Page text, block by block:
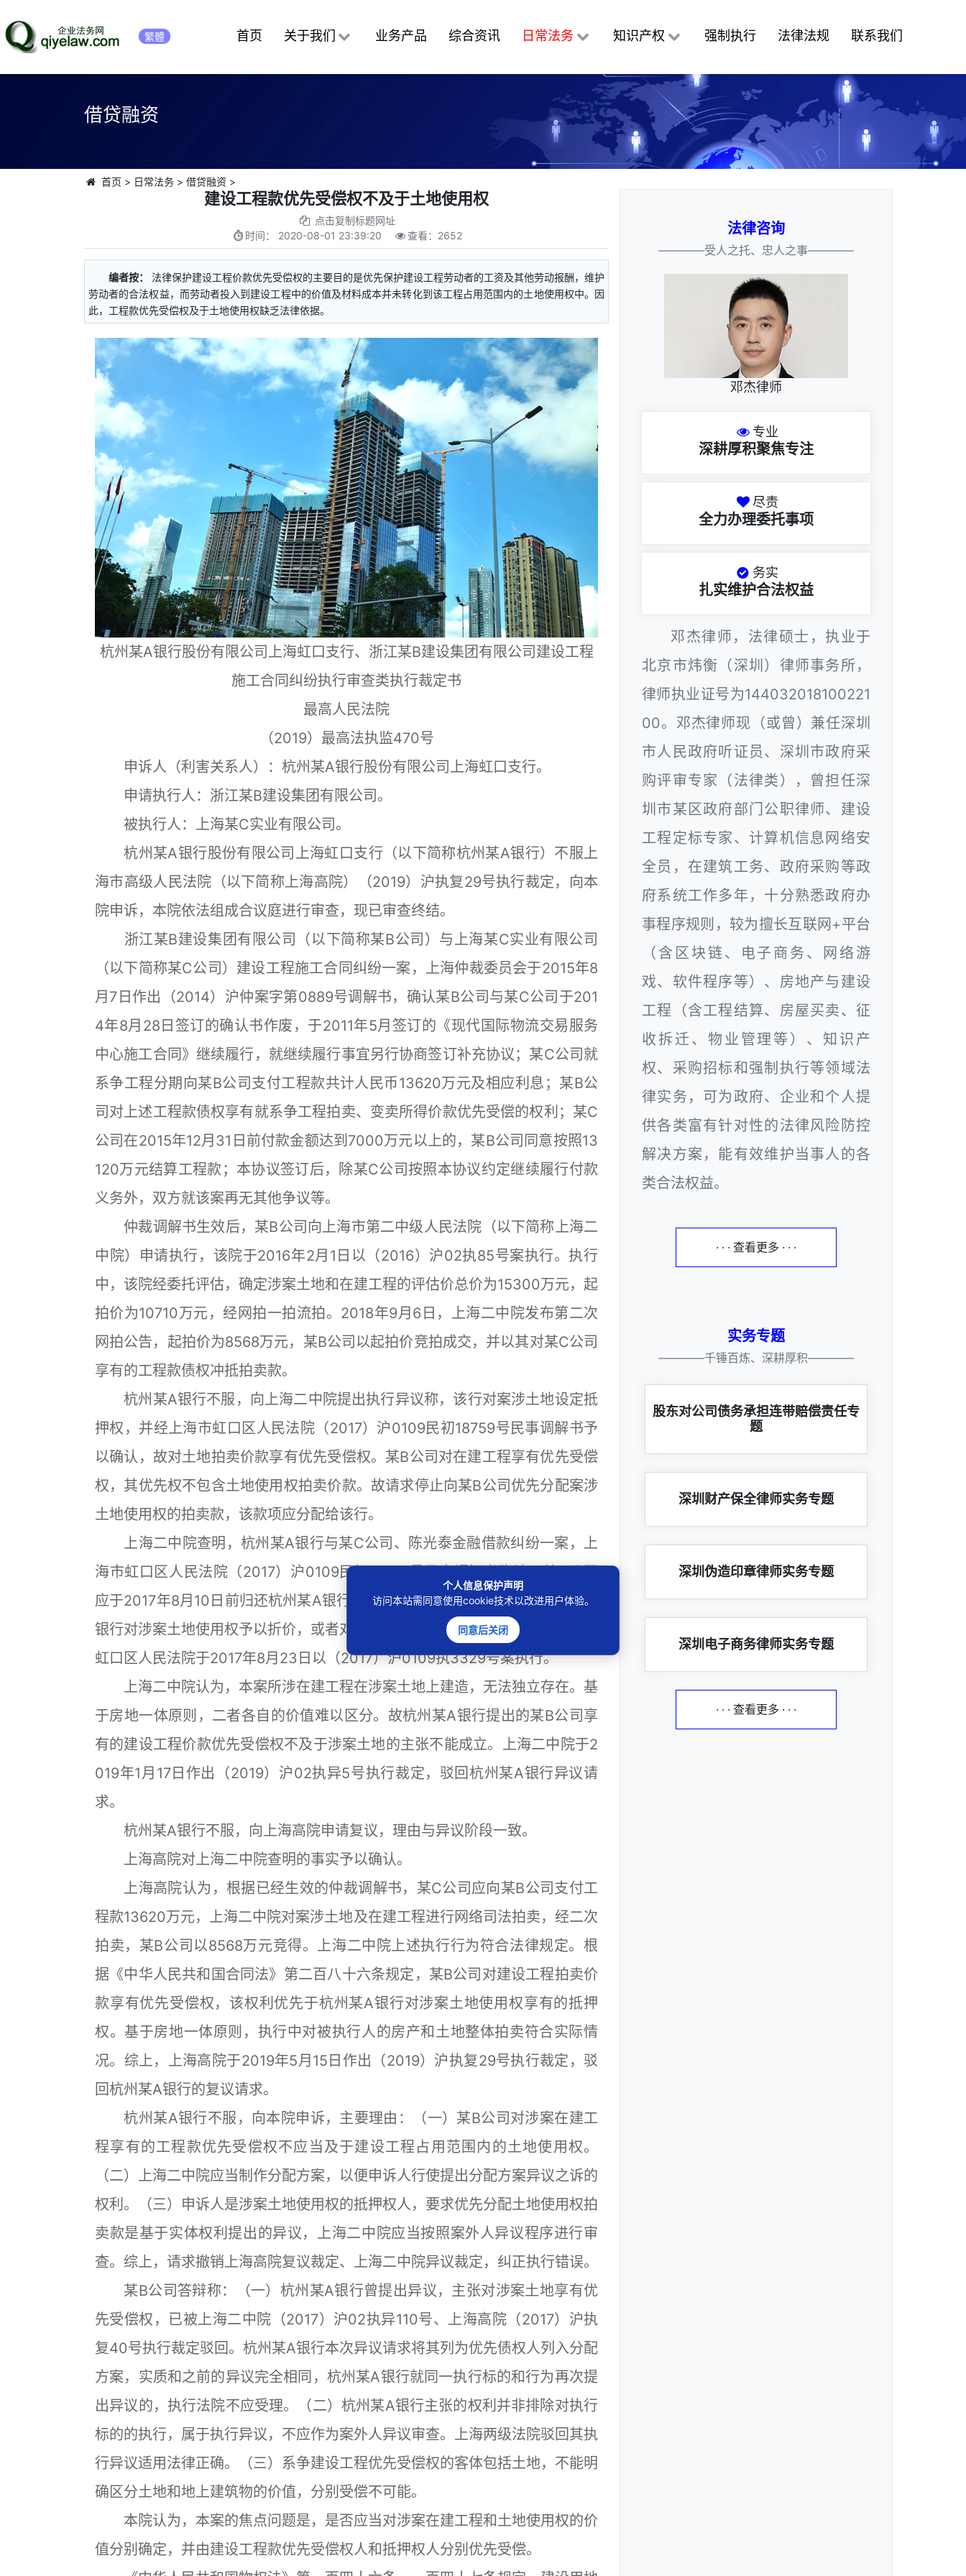
繁體 首页 关于我们 业务产品 综合资讯 日常法务 知识产权 强制执行 法律法规 联系我们
借贷融资
首页 > 日常法务> 借贷融资 >
建设工程款优先受偿权不及于土地使用权
点击复制标题网址
时间： 2020-08-01 23:39:20 查看： 2652
编者按：
法律保护建设工程价款优先受偿权的主要目的是优先保护建设工程劳动者的工资及其他劳动报酬，维护
劳动者的合法权益，而劳动者投入到建设工程中的价值及材料成本并未转化到该工程占用范围内的土地使用权中。因
此，工程款优先受偿权及于土地使用权缺乏法律依据。
杭州某A银行股份有限公司上海虹口支行、浙江某B建设集团有限公司建设工程
施工合同纠纷执行审查类执行裁定书
最高人民法院
（2019）最高法执监470号
申诉人（利害关系人）：杭州某A银行股份有限公司上海虹口支行。
申请执行人：浙江某B建设集团有限公司。
被执行人：上海某C实业有限公司。
杭州某A银行股份有限公司上海虹口支行（以下简称杭州某A银行）不服上
海市高级人民法院（以下简称上海高院）（2019）沪执复29号执行裁定，向本
院申诉，本院依法组成合议庭进行审查，现已审查终结。
浙江某B建设集团有限公司（以下简称某B公司）与上海某C实业有限公司
（以下简称某C公司）建设工程施工合同纠纷一案，上海仲裁委员会于2015年8
月7日作出（2014）沪仲案字第0889号调解书，确认某B公司与某C公司于201
4年8月28日签订的确认书作废，于2011年5月签订的《现代国际物流交易服务
中心施工合同》继续履行，就继续履行事宜另行协商签订补充协议；某C公司就
系争工程分期向某B公司支付工程款共计人民币13620万元及相应利息；某B公
司对上述工程款债权享有就系争工程拍卖、变卖所得价款优先受偿的权利；某C
公司在2015年12月31日前付款金额达到7000万元以上的，某B公司同意按照13
120万元结算工程款；本协议签订后，除某C公司按照本协议约定继续履行付款
义务外，双方就该案再无其他争议等。
仲裁调解书生效后，某B公司向上海市第二中级人民法院（以下简称上海二
中院）申请执行，该院于2016年2月1日以（2016）沪02执85号案执行。执行
中，该院经委托评估，确定涉案土地和在建工程的评估价总价为15300万元，起
拍价为10710万元，经网拍一拍流拍。2018年9月6日，上海二中院发布第二次
网拍公告，起拍价为8568万元，某B公司以起拍价竞拍成交，并以其对某C公司
享有的工程款债权冲抵拍卖款。
杭州某A银行不服，向上海二中院提出执行异议称，该行对案涉土地设定抵
押权，并经上海市虹口区人民法院（2017）沪0109民初18759号民事调解书予
以确认，故对土地拍卖价款享有优先受偿权。某B公司对在建工程享有优先受偿
权，其优先权不包含土地使用权拍卖价款。故请求停止向某B公司优先分配案涉
土地使用权的拍卖款，该款项应分配给该行。
上海二中院查明，杭州某A银行与某C公司、陈光泰金融借款纠纷一案，上
海市虹口区人民法院（2017）沪0109民初18759号民事调解书确认，某C公司
应于2017年8月10日前归还杭州某A银行借款本金1800万元及利息等；杭州某A
银行对涉案土地使用权予以折价，或者对拍卖、变卖所得价款优先受偿。上海市
虹口区人民法院于2017年8月23日以（2017）沪0109执3329号案执行。
上海二中院认为，本案所涉在建工程在涉案土地上建造，无法独立存在。基
于房地一体原则，二者各自的价值难以区分。故杭州某A银行提出的某B公司享
有的建设工程价款优先受偿权不及于涉案土地的主张不能成立。上海二中院于2
019年1月17日作出（2019）沪02执异5号执行裁定，驳回杭州某A银行异议请
求。
杭州某A银行不服，向上海高院申请复议，理由与异议阶段一致。
上海高院对上海二中院查明的事实予以确认。
上海高院认为，根据已经生效的仲裁调解书，某C公司应向某B公司支付工
程款13620万元，上海二中院对案涉土地及在建工程进行网络司法拍卖，经二次
拍卖，某B公司以8568万元竞得。上海二中院上述执行行为符合法律规定。根
据《中华人民共和国合同法》第二百八十六条规定，某B公司对建设工程拍卖价
款享有优先受偿权，该权利优先于杭州某A银行对涉案土地使用权享有的抵押
权。基于房地一体原则，执行中对被执行人的房产和土地整体拍卖符合实际情
况。综上，上海高院于2019年5月15日作出（2019）沪执复29号执行裁定，驳
回杭州某A银行的复议请求。
杭州某A银行不服，向本院申诉，主要理由：（一）某B公司对涉案在建工
程享有的工程款优先受偿权不应当及于建设工程占用范围内的土地使用权。
（二）上海二中院应当制作分配方案，以便申诉人行使提出分配方案异议之诉的
权利。（三）申诉人是涉案土地使用权的抵押权人，要求优先分配土地使用权拍
卖款是基于实体权利提出的异议，上海二中院应当按照案外人异议程序进行审
查。综上，请求撤销上海高院复议裁定、上海二中院异议裁定，纠正执行错误。
某B公司答辩称：（一）杭州某A银行曾提出异议，主张对涉案土地享有优
先受偿权，已被上海二中院（2017）沪02执异110号、上海高院（2017）沪执
复40号执行裁定驳回。杭州某A银行本次异议请求将其列为优先债权人列入分配
方案，实质和之前的异议完全相同，杭州某A银行就同一执行标的和行为再次提
出异议的，执行法院不应受理。（二）杭州某A银行主张的权利并非排除对执行
标的的执行，属于执行异议，不应作为案外人异议审查。上海两级法院驳回其执
行异议适用法律正确。（三）系争建设工程优先受偿权的客体包括土地，不能明
确区分土地和地上建筑物的价值，分别受偿不可能。
本院认为，本案的焦点问题是，是否应当对涉案在建工程和土地使用权的价
值分别确定，并由建设工程款优先受偿权人和抵押权人分别优先受偿。
法律咨询
————受人之托、忠人之事————
邓杰律师
专业
深耕厚积聚焦专注
尽责
全力办理委托事项
务实
扎实维护合法权益
邓杰律师，法律硕士，执业于
北京市炜衡（深圳）律师事务所，
律师执业证号为144032018100221
00。邓杰律师现（或曾）兼任深圳
市人民政府听证员、深圳市政府采
购评审专家（法律类），曾担任深
圳市某区政府部门公职律师、建设
工程定标专家、计算机信息网络安
全员，在建筑工务、政府采购等政
府系统工作多年，十分熟悉政府办
事程序规则，较为擅长互联网+平台
（含区块链、电子商务、网络游
戏、软件程序等）、房地产与建设
工程（含工程结算、房屋买卖、征
收拆迁、物业管理等）、知识产
权、采购招标和强制执行等领域法
律实务，可为政府、企业和个人提
供各类富有针对性的法律风险防控
解决方案，能有效维护当事人的各
类合法权益。
· · · 查看更多 · · ·
实务专题
————千锤百炼、深耕厚积————
股东对公司债务承担连带赔偿责任专
题
深圳财产保全律师实务专题
深圳伪造印章律师实务专题
深圳电子商务律师实务专题
· · · 查看更多 · · ·
个人信息保护声明
访问本站需同意使用cookie技术以改进用户体验。
同意后关闭